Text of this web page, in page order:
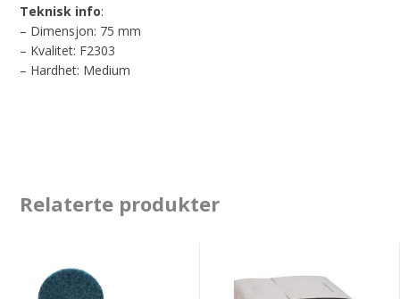
Teknisk info:
– Dimensjon: 75 mm
– Kvalitet: F2303
– Hardhet: Medium
Relaterte produkter
5523
7480